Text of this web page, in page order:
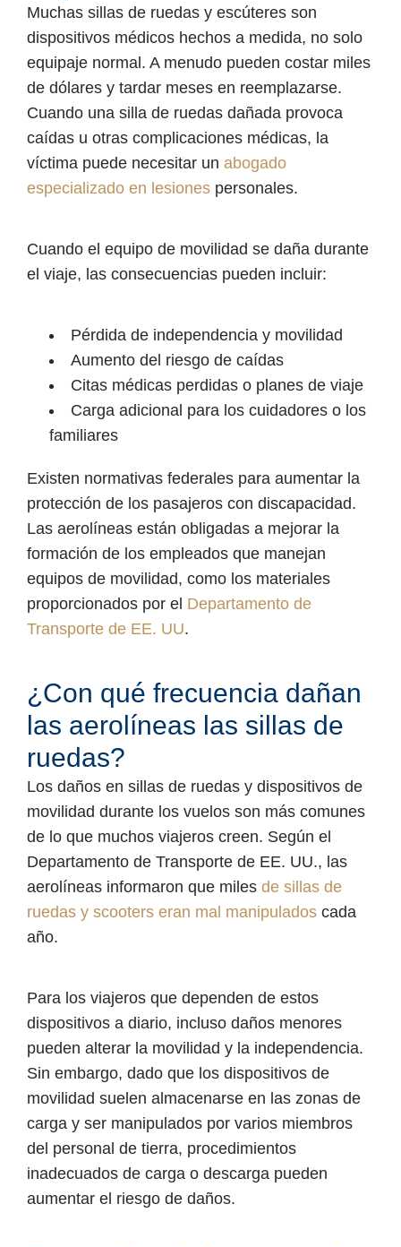
Muchas sillas de ruedas y escúteres son
dispositivos médicos hechos a medida, no solo
equipaje normal. A menudo pueden costar miles
de dólares y tardar meses en reemplazarse.
Cuando una silla de ruedas dañada provoca
caídas u otras complicaciones médicas, la
víctima puede necesitar un abogado
especializado en lesiones personales.
Cuando el equipo de movilidad se daña durante
el viaje, las consecuencias pueden incluir:
Pérdida de independencia y movilidad
Aumento del riesgo de caídas
Citas médicas perdidas o planes de viaje
Carga adicional para los cuidadores o los
familiares
Existen normativas federales para aumentar la
protección de los pasajeros con discapacidad.
Las aerolíneas están obligadas a mejorar la
formación de los empleados que manejan
equipos de movilidad, como los materiales
proporcionados por el Departamento de
Transporte de EE. UU.
¿Con qué frecuencia dañan
las aerolíneas las sillas de
ruedas?
Los daños en sillas de ruedas y dispositivos de
movilidad durante los vuelos son más comunes
de lo que muchos viajeros creen. Según el
Departamento de Transporte de EE. UU., las
aerolíneas informaron que miles de sillas de
ruedas y scooters eran mal manipulados cada
año.
Para los viajeros que dependen de estos
dispositivos a diario, incluso daños menores
pueden alterar la movilidad y la independencia.
Sin embargo, dado que los dispositivos de
movilidad suelen almacenarse en las zonas de
carga y ser manipulados por varios miembros
del personal de tierra, procedimientos
inadecuados de carga o descarga pueden
aumentar el riesgo de daños.